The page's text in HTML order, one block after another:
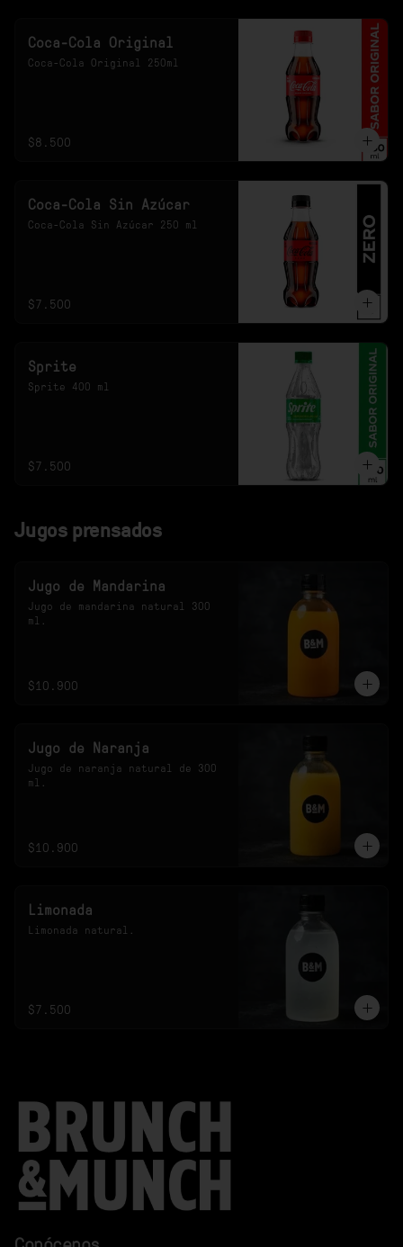
Coca-Cola Original
Coca-Cola Original 250ml
$8.500
Coca-Cola Sin Azúcar
Coca-Cola Sin Azúcar 250 ml
$7.500
Sprite
Sprite 400 ml
$7.500
Jugos prensados
Jugo de Mandarina
Jugo de mandarina natural 300
ml.
$10.900
Jugo de Naranja
Jugo de naranja natural de 300
ml.
$10.900
Limonada
Limonada natural.
$7.500